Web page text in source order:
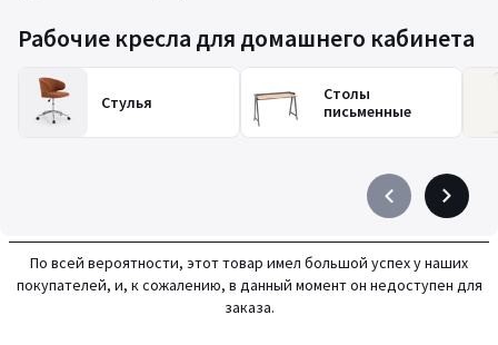
Рабочие кресла для домашнего кабинета
Стулья
Столы
письменные
Précédent
à
gauche
Suivant
à
droite
По всей вероятности, этот товар имел большой успех у наших
покупателей, и, к сожалению, в данный момент он недоступен для
заказа.